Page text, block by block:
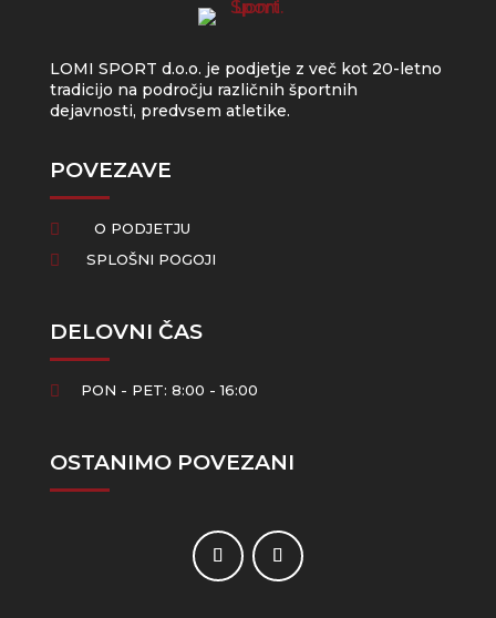
LOMI SPORT d.o.o. je podjetje z več kot 20-letno
tradicijo na področju različnih športnih
dejavnosti, predvsem atletike.
POVEZAVE

O PODJETJU

SPLOŠNI POGOJI
DELOVNI ČAS
 PON - PET: 8:00 - 16:00
OSTANIMO POVEZANI